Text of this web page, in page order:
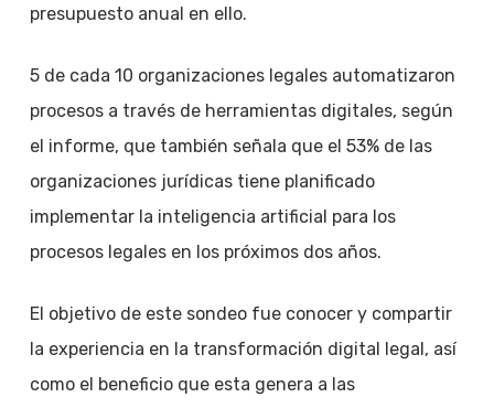
presupuesto anual en ello.
5 de cada 10 organizaciones legales automatizaron
procesos a través de herramientas digitales, según
el informe, que también señala que el 53% de las
organizaciones jurídicas tiene planificado
implementar la inteligencia artificial para los
procesos legales en los próximos dos años.
El objetivo de este sondeo fue conocer y compartir
la experiencia en la transformación digital legal, así
como el beneficio que esta genera a las